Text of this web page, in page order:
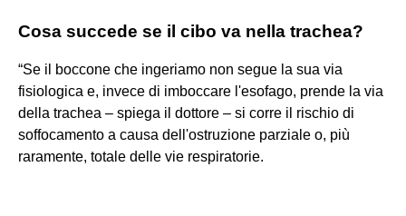
Cosa succede se il cibo va nella trachea?
“Se il boccone che ingeriamo non segue la sua via
fisiologica e, invece di imboccare l'esofago, prende la via
della trachea – spiega il dottore – si corre il rischio di
soffocamento a causa dell'ostruzione parziale o, più
raramente, totale delle vie respiratorie.